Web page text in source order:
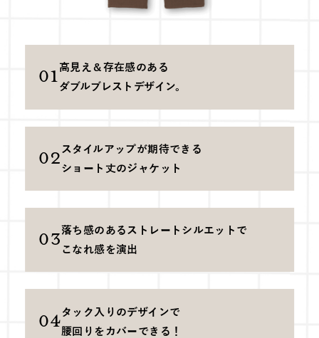
01高見え＆存在感のある
ダブルブレストデザイン。
02スタイルアップが期待できる
ショート丈のジャケット
03落ち感のあるストレート シルエットで
こなれ感を演出
04タック入りのデザインで
腰回りをカバーできる！